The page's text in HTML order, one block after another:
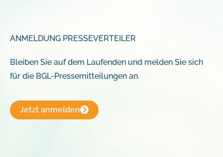
ANMELDUNG PRESSEVERTEILER
Bleiben Sie auf dem Laufenden und melden Sie sich
für die BGL-Pressemitteilungen an.
Jetzt anmelden